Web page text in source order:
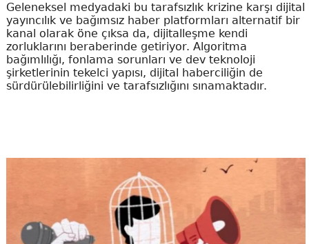
Geleneksel medyadaki bu tarafsızlık krizine karşı dijital
yayıncılık ve bağımsız haber platformları alternatif bir
kanal olarak öne çıksa da, dijitalleşme kendi
zorluklarını beraberinde getiriyor. Algoritma
bağımlılığı, fonlama sorunları ve dev teknoloji
şirketlerinin tekelci yapısı, dijital haberciliğin de
sürdürülebilirliğini ve tarafsızlığını sınamaktadır.